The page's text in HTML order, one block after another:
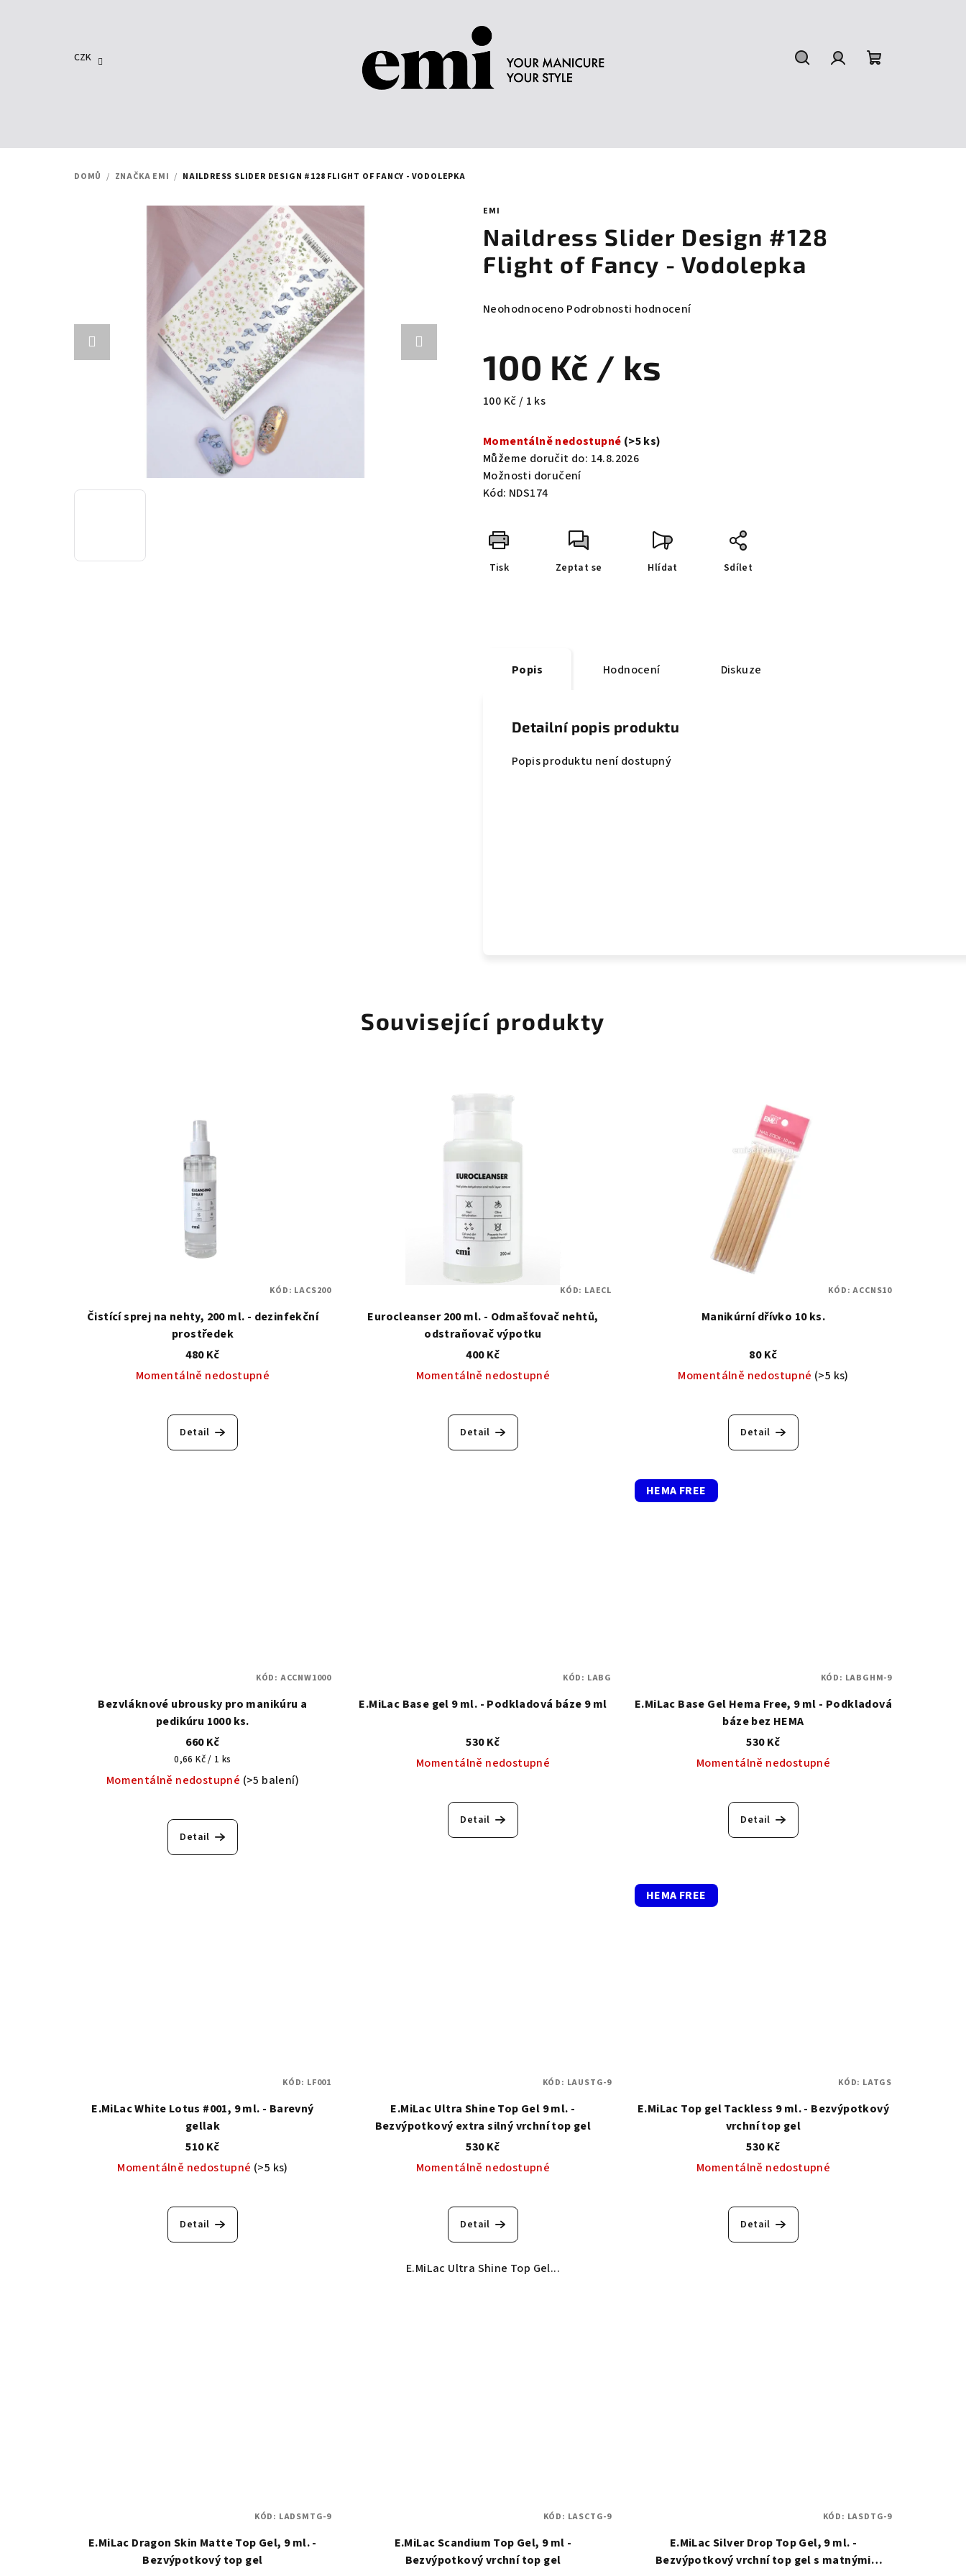
CZK
DOMŮ / ZNAČKA EMI / NAILDRESS SLIDER DESIGN #128 FLIGHT OF FANCY - VODOLEPKA
EMI
Naildress Slider Design #128
Flight of Fancy - Vodolepka
Průměrné
je
0,0
z
Neohodnoceno Podrobnosti hodnocení
100 Kč / ks
Měrná
100 Kč / 1 ks
Momentálně nedostupné (>5 ks)
Můžeme doručit do: 14.8.2026
Možnosti doručení
Kód: NDS174
Tisk Zeptat se Hlídat Sdílet
Popis Hodnocení Diskuze
Detailní popis produktu
Popis produktu není dostupný
Související produkty
Čistící sprej na nehty, 200 ml. - dezinfekční
prostředek
480 Kč
Momentálně nedostupné
hodnocení
produktu
je
Detail
KÓD: LACS200
Eurocleanser 200 ml. - Odmašťovač nehtů,
odstraňovač výpotku
400 Kč
Momentálně nedostupné
hodnocení
produktu
je
Detail
KÓD: LAECL
Manikúrní dřívko 10 ks.
80 Kč
Momentálně nedostupné (>5 ks)
Detail
KÓD:ACCNS10
Bezvláknové ubrousky pro manikúru a
pedikúru 1000 ks.
660 Kč
Měrná
cena:
0,66 Kč / 1 ks
Momentálně nedostupné (>5 balení)
Detail
KÓD: ACCNW1000
E.MiLac Base gel 9 ml. - Podkladová báze 9 ml
530 Kč
Momentálně nedostupné
hodnocení
produktu
je
Detail
KÓD: LABG
HEMA FREE
E.MiLac Base Gel Hema Free, 9 ml - Podkladová
báze bez HEMA
530 Kč
Momentálně nedostupné
Detail
KÓD: LABGHM-9
E.MiLac White Lotus #001, 9 ml. - Barevný
gellak
510 Kč
Momentálně nedostupné (>5 ks)
hodnocení
produktu
je
Detail
KÓD: LF001
E.MiLac Ultra Shine Top Gel 9 ml. -
Bezvýpotkový extra silný vrchní top gel
530 Kč
Momentálně nedostupné
Detail
E.MiLac Ultra Shine Top Gel...
KÓD: LAUSTG-9
HEMA FREE
E.MiLac Top gel Tackless 9 ml. - Bezvýpotkový
vrchní top gel
530 Kč
Momentálně nedostupné
hodnocení
produktu
je
Detail
KÓD: LATGS
E.MiLac Dragon Skin Matte Top Gel, 9 ml. -
Bezvýpotkový top gel
KÓD: LADSMTG-9
E.MiLac Scandium Top Gel, 9 ml -
Bezvýpotkový vrchní top gel
KÓD: LASCTG-9
E.MiLac Silver Drop Top Gel, 9 ml. -
Bezvýpotkový vrchní top gel s matnými
KÓD: LASDTG-9